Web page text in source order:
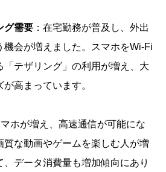
グ需要 ：在宅勤務が普及し、外出
機会が増えました。スマホをWi-Fi
「テザリング」の利用が増え、大
高まっています。
マホが増え、高速通信が可能にな
質な動画やゲームを楽しむ人が増
、データ消費量も増加傾向にあり